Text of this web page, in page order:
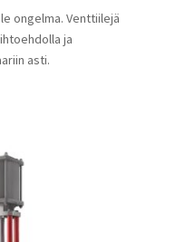
ongelma. Venttiilejä
ja
asti.